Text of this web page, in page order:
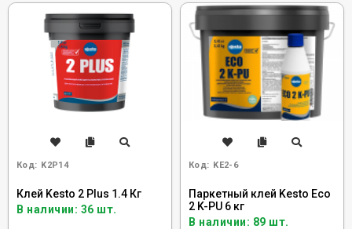
Код: K2P14
Клей Kesto 2 Plus 1.4 Кг
В наличии: 36 шт.
Код: KE2-6
Паркетный клей Kesto Eco
2 K-PU 6 кг
В наличии: 89 шт.